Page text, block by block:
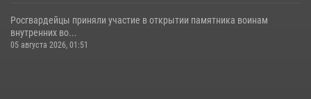
Росгвардейцы приняли участие в открытии памятника воинам
внутренних во...
05 августа 2026, 01:51